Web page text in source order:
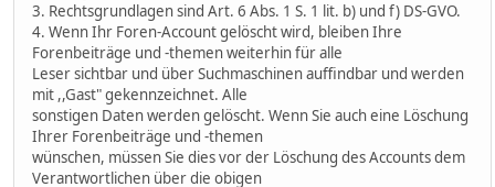
3. Rechtsgrundlagen sind Art. 6 Abs. 1 S. 1 lit. b) und f) DS-GVO.
4. Wenn Ihr Foren-Account gelöscht wird, bleiben Ihre
Forenbeiträge und -themen weiterhin für alle
Leser sichtbar und über Suchmaschinen auffindbar und werden
mit ,,Gast" gekennzeichnet. Alle
sonstigen Daten werden gelöscht. Wenn Sie auch eine Löschung
Ihrer Forenbeiträge und -themen
wünschen, müssen Sie dies vor der Löschung des Accounts dem
Verantwortlichen über die obigen